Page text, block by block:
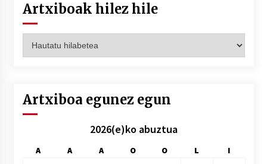
Artxiboak hilez hile
hilez
Artxiboa egunez egun
2026(e)ko abuztua
A A A O O L
I